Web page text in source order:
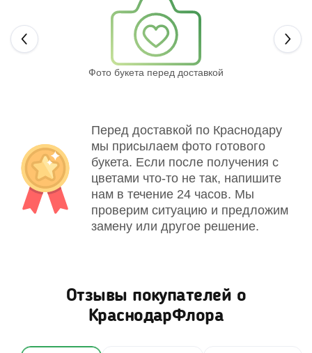
Фото букета перед доставкой
Перед доставкой по Краснодару
мы присылаем фото готового
букета. Если после получения с
цветами что-то не так, напишите
нам в течение 24 часов. Мы
проверим ситуацию и предложим
замену или другое решение.
Отзывы покупателей о
КраснодарФлора